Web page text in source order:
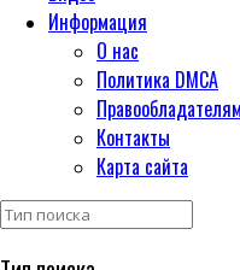
Информация
О нас
Политика DMCA
Правообладателям
Контакты
Карта сайта